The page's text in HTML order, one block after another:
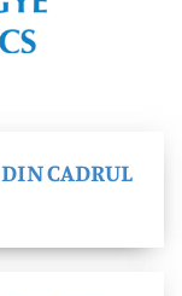
CADRUL